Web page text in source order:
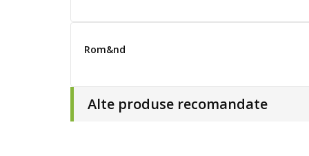
Rom&nd
Alte produse recomandate